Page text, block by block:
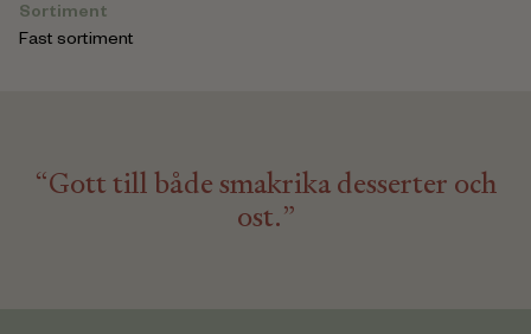
Sortiment
Fast sortiment
“Gott till både smakrika desserter och
ost.”